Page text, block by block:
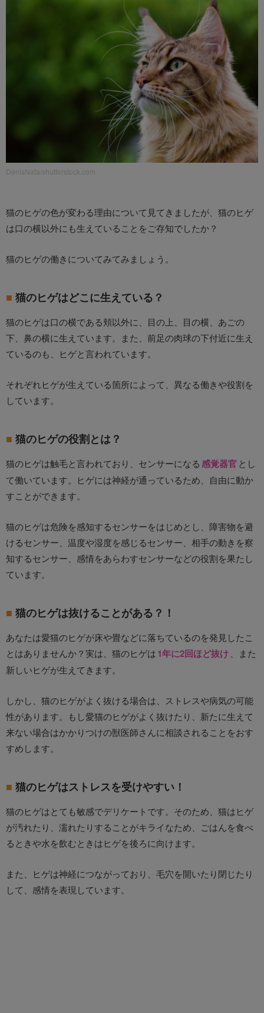
DenisNata/shutterstock.com
猫のヒゲの色が変わる理由について見てきましたが、猫のヒゲ
は口の横以外にも生えていることをご存知でしたか？
猫のヒゲの働きについてみてみましょう。
猫のヒゲはどこに生えている？
猫のヒゲは口の横である頬以外に、目の上、目の横、あごの
下、鼻の横に生えています。また、前足の肉球の下付近に生え
ているのも、ヒゲと言われています。
それぞれヒゲが生えている箇所によって、異なる働きや役割を
しています。
猫のヒゲの役割とは？
猫のヒゲは触毛と言われており、センサーになる感覚器官 とし
て働いています。ヒゲには神経が通っているため、自由に動か
すことができます。
猫のヒゲは危険を感知するセンサーをはじめとし、障害物を避
けるセンサー、温度や湿度を感じるセンサー、相手の動きを察
知するセンサー、感情をあらわすセンサーなどの役割を果たし
ています。
猫のヒゲは抜けることがある？！
あなたは愛猫のヒゲが床や畳などに落ちているのを発見したこ
とはありませんか？実は、猫のヒゲは1年に2回ほど抜け 、また
新しいヒゲが生えてきます。
しかし、猫のヒゲがよく抜ける場合は、ストレスや病気の可能
性があります。もし愛猫のヒゲがよく抜けたり、新たに生えて
来ない場合はかかりつけの獣医師さんに相談されることをおす
すめします。
猫のヒゲはストレスを受けやすい！
猫のヒゲはとても敏感でデリケートです。そのため、猫はヒゲ
が汚れたり、濡れたりすることがキライなため、ごはんを食べ
るときや水を飲むときはヒゲを後ろに向けます。
また、ヒゲは神経につながっており、毛穴を開いたり閉じたり
して、感情を表現しています。